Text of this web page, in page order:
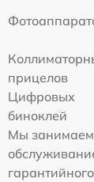
прицелов
Цифровых
биноклей
Мы